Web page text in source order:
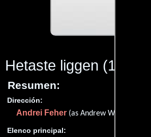
Hetaste liggen (1983)
Resumen:
Dirección:
Andrei Feher (as Andrew Whyte)
Elenco principal: